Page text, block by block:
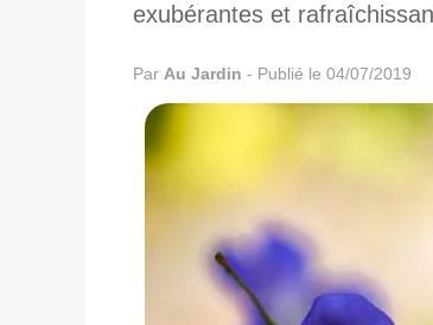
exubérantes et
Par Au Jardin - Publié le 04/07/2019